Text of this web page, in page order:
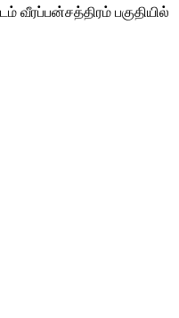
வீரப்பன்சத்திரம் பகுதியில்